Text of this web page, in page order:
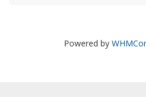
Powered by